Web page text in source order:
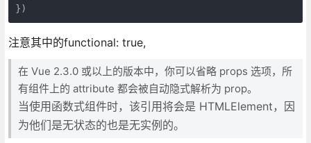
注意其中的functional: true,
在 Vue 2.3.0 或以上的版本中，你可以省略 props 选项，所
有组件上的 attribute 都会被自动隐式解析为 prop。
当使用函数式组件时，该引用将会是 HTMLElement，因
为他们是无状态的也是无实例的。